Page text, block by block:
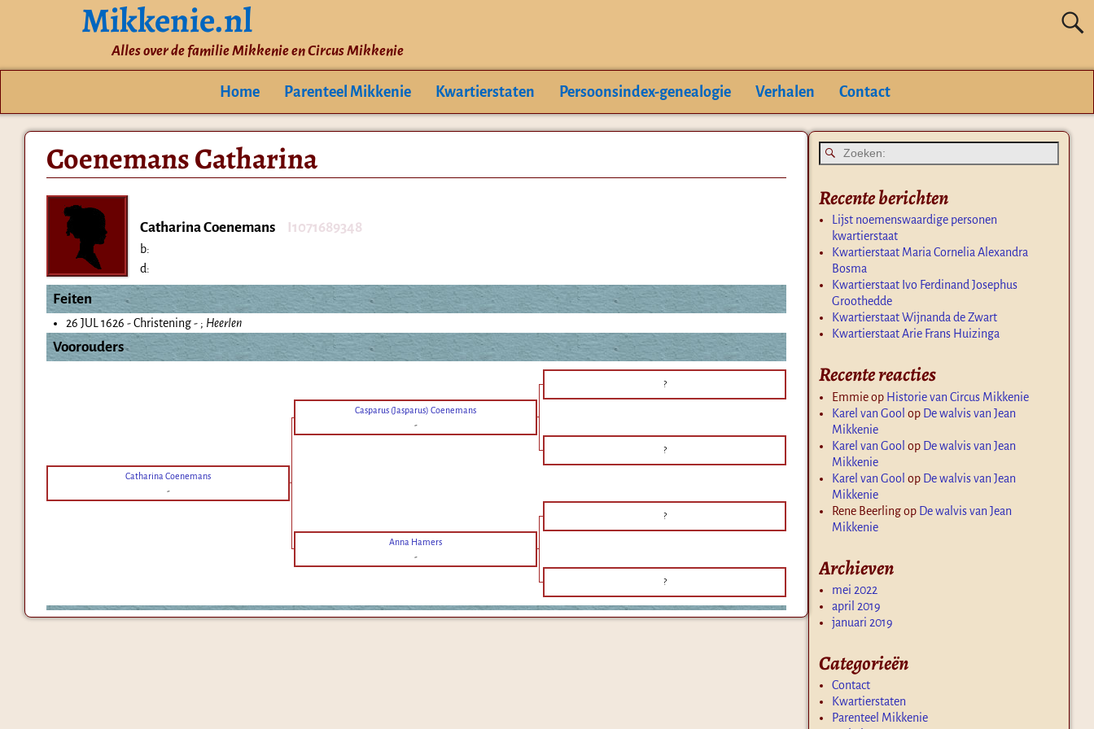
Mikkenie.nl
Alles over de familie Mikkenie en Circus Mikkenie
Home Parenteel Mikkenie Kwartierstaten Persoonsindex-genealogie Verhalen Contact
Coenemans Catharina
Catharina Coenemans I1071689348
b:
d:
Feiten
26 JUL 1626 - Christening - ; Heerlen
Voorouders
?
Casparus (Jasparus) Coenemans
-
?
Catharina Coenemans
-
?
Anna Hamers
-
?
Recente berichten
Lijst noemenswaardige personen
kwartierstaat
Kwartierstaat Maria Cornelia Alexandra
Bosma
Kwartierstaat Ivo Ferdinand Josephus
Groothedde
Kwartierstaat Wijnanda de Zwart
Kwartierstaat Arie Frans Huizinga
Recente reacties
Emmieop Historie van Circus Mikkenie
Karel van Gool op De walvis van Jean
Mikkenie
Karel van Gool op De walvis van Jean
Mikkenie
Karel van Gool op De walvis van Jean
Mikkenie
Rene Beerlingop De walvis van Jean
Mikkenie
Archieven
mei 2022
april 2019
januari 2019
Categorieën
Contact
Kwartierstaten
Parenteel Mikkenie